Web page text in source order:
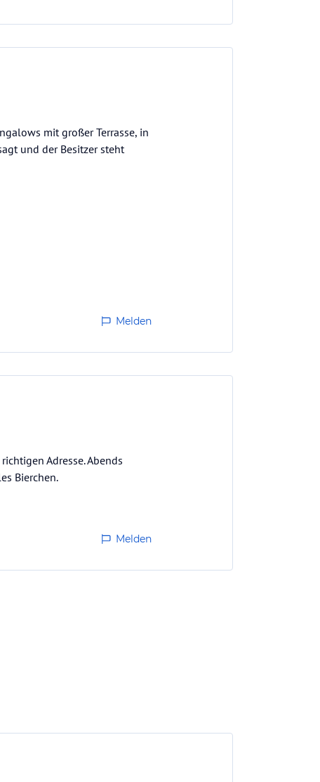
mit großer Terrasse, in
und der Besitzer steht
Melden
Adresse. Abends
Bierchen.
Melden